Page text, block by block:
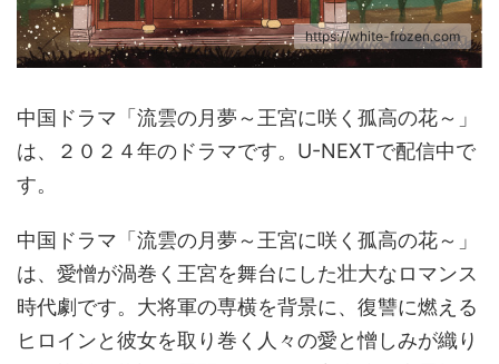
https://white-frozen.com
中国ドラマ「流雲の月夢～王宮に咲く孤高の花～」
は、２０２４年のドラマです。U-NEXTで配信中で
す。
中国ドラマ「流雲の月夢～王宮に咲く孤高の花～」
は、愛憎が渦巻く王宮を舞台にした壮大なロマンス
時代劇です。大将軍の専横を背景に、復讐に燃える
ヒロインと彼女を取り巻く人々の愛と憎しみが織り